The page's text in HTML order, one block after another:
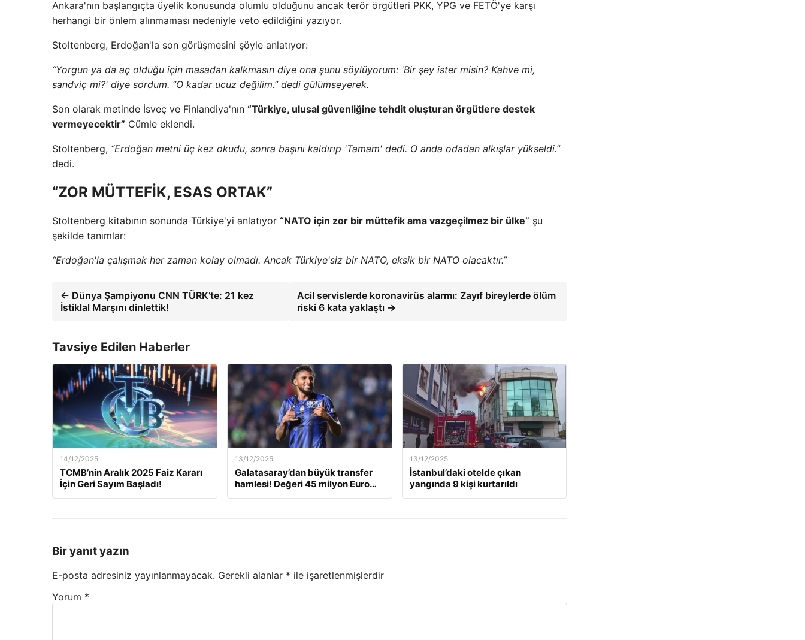
Ankara'nın başlangıçta üyelik konusunda olumlu olduğunu ancak terör örgütleri PKK, YPG ve FETÖ'ye karşı
herhangi bir önlem alınmaması nedeniyle veto edildiğini yazıyor.
Stoltenberg, Erdoğan'la son görüşmesini şöyle anlatıyor:
“Yorgun ya da aç olduğu için masadan kalkmasın diye ona şunu söylüyorum: 'Bir şey ister misin? Kahve mi,
sandviç mi?' diye sordum. “O kadar ucuz değilim.” dedi gülümseyerek.
Son olarak metinde İsveç ve Finlandiya'nın “Türkiye, ulusal güvenliğine tehdit oluşturan örgütlere destek
vermeyecektir” Cümle eklendi.
Stoltenberg, “Erdoğan metni üç kez okudu, sonra başını kaldırıp 'Tamam' dedi. O anda odadan alkışlar yükseldi.”
dedi.
“ZOR MÜTTEFİK, ESAS ORTAK”
Stoltenberg kitabının sonunda Türkiye'yi anlatıyor “NATO için zor bir müttefik ama vazgeçilmez bir ülke” şu
şekilde tanımlar:
“Erdoğan'la çalışmak her zaman kolay olmadı. Ancak Türkiye'siz bir NATO, eksik bir NATO olacaktır.”
← Dünya Şampiyonu CNN TÜRK’te: 21 kez
İstiklal Marşını dinlettik!
Acil servislerde koronavirüs alarmı: Zayıf bireylerde ölüm
riski 6 kata yaklaştı →
Tavsiye Edilen Haberler
14/12/2025
TCMB’nin Aralık 2025 Faiz Kararı
İçin Geri Sayım Başladı!
13/12/2025
Galatasaray’dan büyük transfer
hamlesi! Değeri 45 milyon Euro…
13/12/2025
İstanbul’daki otelde çıkan
yangında 9 kişi kurtarıldı
Bir yanıt yazın
E-posta adresiniz yayınlanmayacak. Gerekli alanlar * ile işaretlenmişlerdir
Yorum *